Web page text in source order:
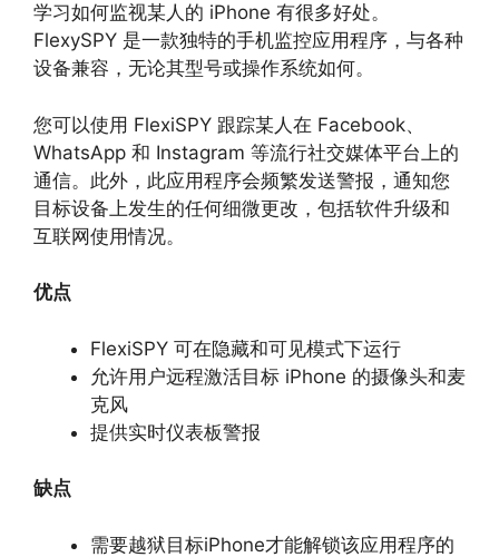
学习如何监视某人的 iPhone 有很多好处。
FlexySPY 是一款独特的手机监控应用程序，与各种
设备兼容，无论其型号或操作系统如何。
您可以使用 FlexiSPY 跟踪某人在 Facebook、
WhatsApp 和 Instagram 等流行社交媒体平台上的
通信。此外，此应用程序会频繁发送警报，通知您
目标设备上发生的任何细微更改，包括软件升级和
互联网使用情况。
优点
FlexiSPY 可在隐藏和可见模式下运行
允许用户远程激活目标 iPhone 的摄像头和麦
克风
提供实时仪表板警报
缺点
需要越狱目标iPhone才能解锁该应用程序的